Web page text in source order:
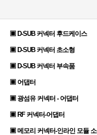
▣ D-SUB 커넥터 후드케이스
▣ D-SUB 커넥터 초소형
▣ D-SUB 커넥터 부속품
▣ 어댑터
▣ 광섬유 커넥터 - 어댑터
▣ RF 커넥터-어댑터
▣ 메모리 커넥터-인라인 모듈